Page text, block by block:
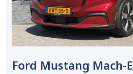
Ford Mustang Mach-E